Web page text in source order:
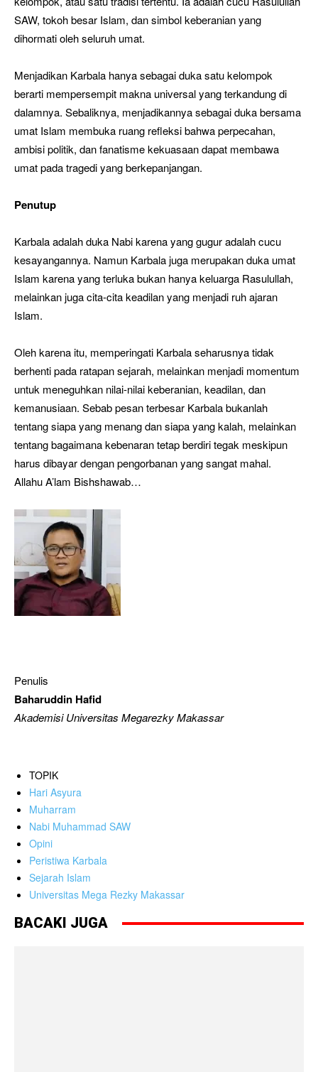
SAW, tokoh besar Islam, dan simbol keberanian yang
dihormati oleh seluruh umat.
Menjadikan Karbala hanya sebagai duka satu kelompok
berarti mempersempit makna universal yang terkandung di
dalamnya. Sebaliknya, menjadikannya sebagai duka bersama
umat Islam membuka ruang refleksi bahwa perpecahan,
ambisi politik, dan fanatisme kekuasaan dapat membawa
umat pada tragedi yang berkepanjangan.
Penutup
Karbala adalah duka Nabi karena yang gugur adalah cucu
kesayangannya. Namun Karbala juga merupakan duka umat
Islam karena yang terluka bukan hanya keluarga Rasulullah,
melainkan juga cita-cita keadilan yang menjadi ruh ajaran
Islam.
Oleh karena itu, memperingati Karbala seharusnya tidak
berhenti pada ratapan sejarah, melainkan menjadi momentum
untuk meneguhkan nilai-nilai keberanian, keadilan, dan
kemanusiaan. Sebab pesan terbesar Karbala bukanlah
tentang siapa yang menang dan siapa yang kalah, melainkan
tentang bagaimana kebenaran tetap berdiri tegak meskipun
harus dibayar dengan pengorbanan yang sangat mahal.
Allahu A’lam Bishshawab…
Penulis
Baharuddin Hafid
Akademisi Universitas Megarezky Makassar
TOPIK
Hari Asyura
Muharram
Nabi Muhammad SAW
Opini
Peristiwa Karbala
Sejarah Islam
Universitas Mega Rezky Makassar
BACAKI JUGA